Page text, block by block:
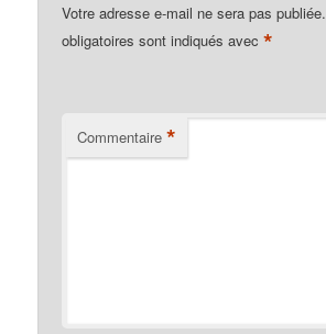
Votre adresse e-mail ne sera pas publiée.
obligatoires sont indiqués avec*
Commentaire *